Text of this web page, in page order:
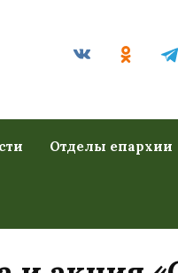
Отделы епархии